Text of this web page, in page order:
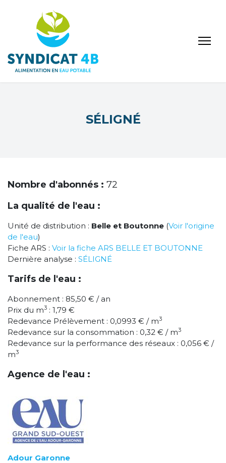
SÉLIGNÉ
Nombre d'abonnés : 72
La qualité de l'eau :
Unité de distribution : Belle et Boutonne (Voir l'origine
de l'eau)
Fiche ARS : Voir la fiche ARS BELLE ET BOUTONNE
Dernière analyse : SÉLIGNÉ
Tarifs de l'eau :
Abonnement : 85,50 € / an
Prix du m3 : 1,79 €
Redevance Prélèvement : 0,0993 € / m3
Redevance sur la consommation : 0,32 € / m3
Redevance sur la performance des réseaux : 0,056 € /
m3
Agence de l'eau :
Adour Garonne